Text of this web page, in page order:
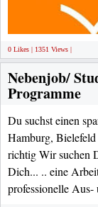
0 Likes | 1351 Views |
Nebenjob/
Programme
Du suchst einen
Hamburg,
richtig Wir suchen
Dich... .. eine
professionelle